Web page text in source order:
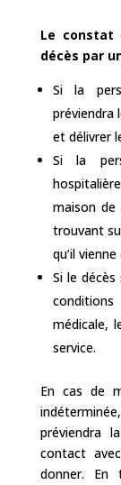
Le constat
décès par
Si la
préviendra
et délivrer
Si la
maison de
trouvant
qu’il
Si le
médicale,
service.
En cas de
préviendra
contact
donner. En